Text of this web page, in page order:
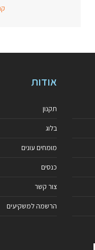
אודות
תקנון
בלוג
מומחים עונים
כנסים
צור קשר
הרשמה למשקיעים